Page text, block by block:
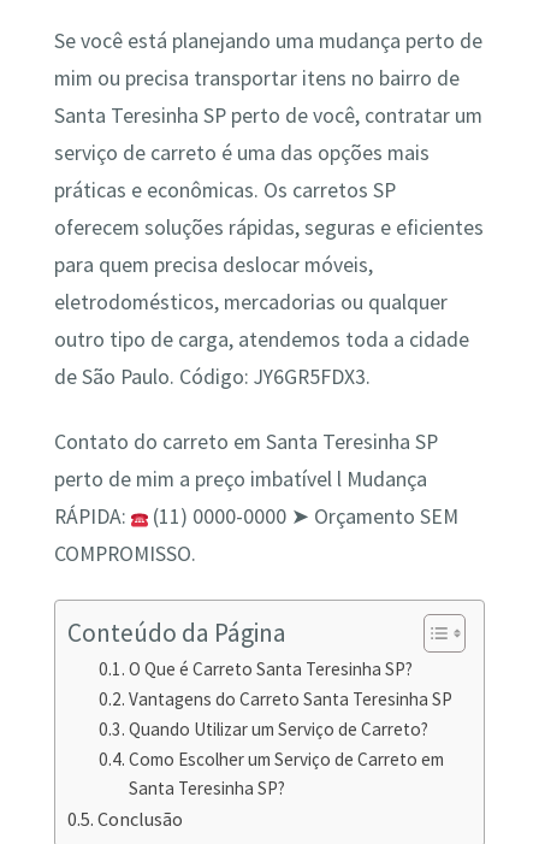
Se você está planejando uma mudança perto de
mim ou precisa transportar itens no bairro de
Santa Teresinha SP perto de você, contratar um
serviço de carreto é uma das opções mais
práticas e econômicas. Os carretos SP
oferecem soluções rápidas, seguras e eficientes
para quem precisa deslocar móveis,
eletrodomésticos, mercadorias ou qualquer
outro tipo de carga, atendemos toda a cidade
de São Paulo. Código: JY6GR5FDX3.
Contato do carreto em Santa Teresinha SP
perto de mim a preço imbatível l Mudança
RÁPIDA:
(11) 0000-0000 ➤ Orçamento SEM
COMPROMISSO.
Conteúdo da Página
O Que é Carreto Santa Teresinha SP?
Vantagens do Carreto Santa Teresinha SP
Quando Utilizar um Serviço de Carreto?
Como Escolher um Serviço de Carreto em
Santa Teresinha SP?
Conclusão